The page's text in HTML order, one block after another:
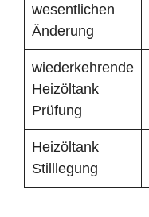
wesentlichen
Änderung
wiederkehrende
Heizöltank
Prüfung
Heizöltank
Stilllegung